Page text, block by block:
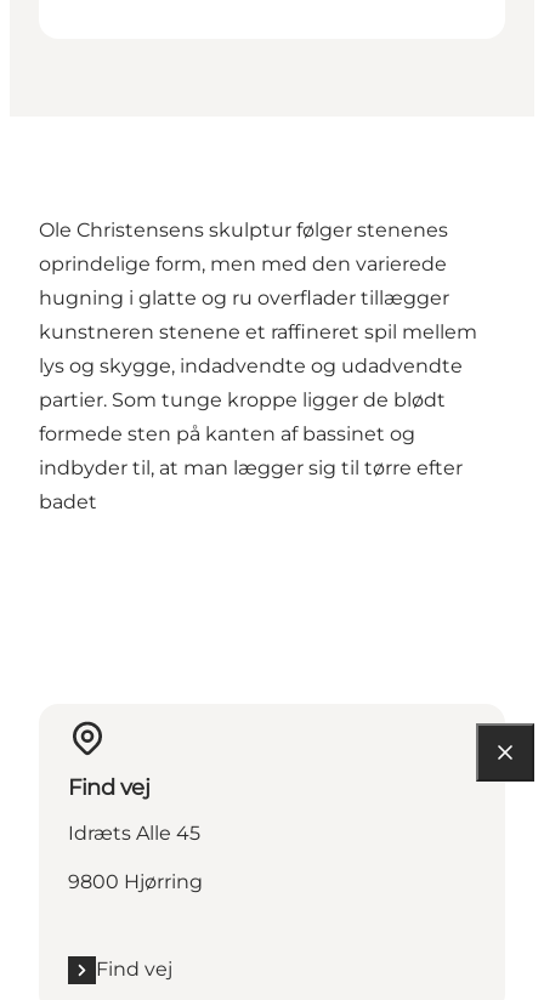
Ole Christensens skulptur følger stenenes
oprindelige form, men med den varierede
hugning i glatte og ru overflader tillægger
kunstneren stenene et raffineret spil mellem
lys og skygge, indadvendte og udadvendte
partier. Som tunge kroppe ligger de blødt
formede sten på kanten af bassinet og
indbyder til, at man lægger sig til tørre efter
badet
Find vej
Idræts Alle 45
9800 Hjørring
Find vej